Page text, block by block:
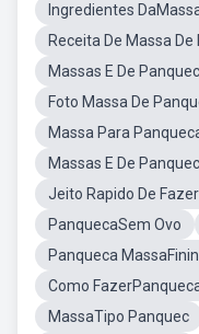
Ingredientes
Receita De Massa
Massas E De
Foto Massa De
Massa Para
Massas E De
Jeito Rapido De
PanquecaSem Ovo
Panqueca
Como
MassaTipo Panquec